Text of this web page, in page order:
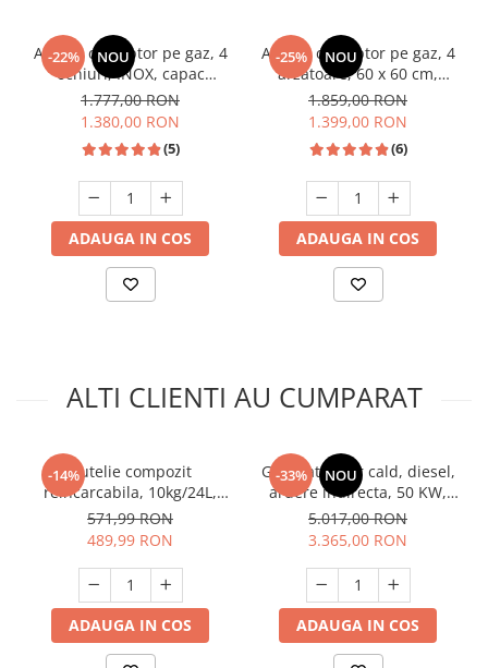
-22% NOU
Aragaz cu cuptor pe gaz, 4
ochiuri, INOX, capac
metalic, Samus SM661XPGS
1.777,00 RON
1.380,00 RON
(5)
ADAUGA IN COS
-25% NOU
Aragaz cu cuptor pe gaz, 4
arzatoare, 60 x 60 cm,
aprindere electrica, gratare
fonta, timer, lumina, Samus
1.859,00 RON
1.399,00 RON
(6)
ADAUGA IN COS
ALTI CLIENTI AU CUMPARAT
-14%Butelie compozit
reincarcabila, 10kg/24L,
GPL, Detoolz DZ-CB105
571,99 RON
489,99 RON
ADAUGA IN COS
-33% NOU
Generator aer cald, diesel,
ardere indirecta, 50 KW,
rezervor 50 L, 800 m³,
RAIDER
5.017,00 RON
3.365,00 RON
ADAUGA IN COS